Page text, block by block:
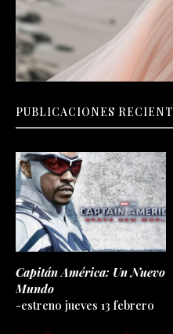
PUBLICACIONES
Capitán América: Un Nuevo
Mundo
-estreno jueves 13 febrero